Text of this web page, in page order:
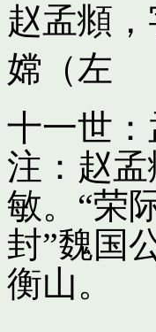
赵孟頫
嫦（左
十一世
注：赵
敏。“荣
封”魏国
衡山。